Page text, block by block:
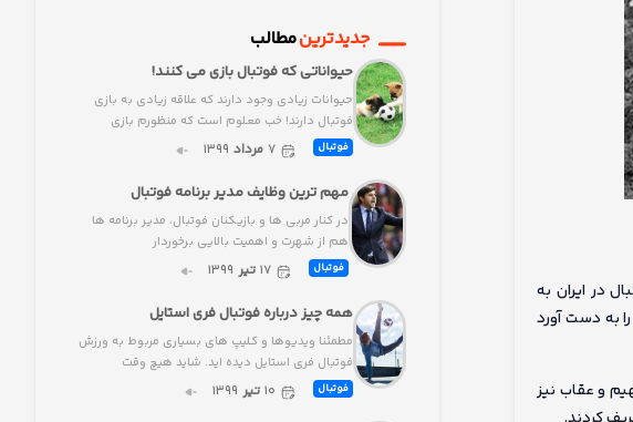
در حالی که تاریخچه فوتبال در ایران به
سال‌های آغازین سده 14 خورشیدی (سده کنونی) بازمی‌گردد. تیم فوتبال زنان ایران در رتبه بندی سال 1389 در جهان جایگاه ۵۵ را به دست آورد
و عقاب نیز
جدیدترینمطالب
حیواناتی که فوتبال بازی می کنند!
حیوانات زیادی وجود دارند که علاقه زیادی به بازی
فوتبال دارند! خب معلوم است که منظورم بازی
فوتبال ۷ مرداد ۱۳۹۹
مهم ترین وظایف مدیر برنامه فوتبال
در کنار مربی ها و بازیکنان فوتبال، مدیر برنامه ها
هم از شهرت و اهمیت بالایی برخوردار
فوتبال ۱۷ تیر ۱۳۹۹
همه چیز درباره فوتبال فری استایل
مطمئنا ویدیوها و کلیپ های بسیاری مربوط به ورزش
فوتبال فری استایل دیده اید. شاید هیچ وقت
فوتبال ۱۰ تیر ۱۳۹۹